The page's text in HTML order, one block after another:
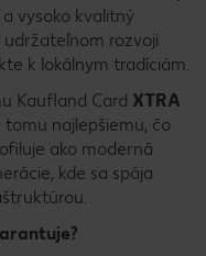
vysoko kvalitný
rozvoji
k lokálnym tradíciám.
Kaufland Card XTRA
najlepšiemu, čo
ako moderná
kde sa spája